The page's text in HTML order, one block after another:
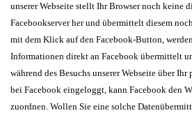
unserer Webseite stellt Ihr Browser noch keine
Facebookserver her und übermittelt diesem
mit dem Klick auf den Facebook-Button,
Informationen direkt an Facebook übermittelt
während des Besuchs unserer Webseite über
bei Facebook eingeloggt, kann Facebook den
zuordnen. Wollen Sie eine solche